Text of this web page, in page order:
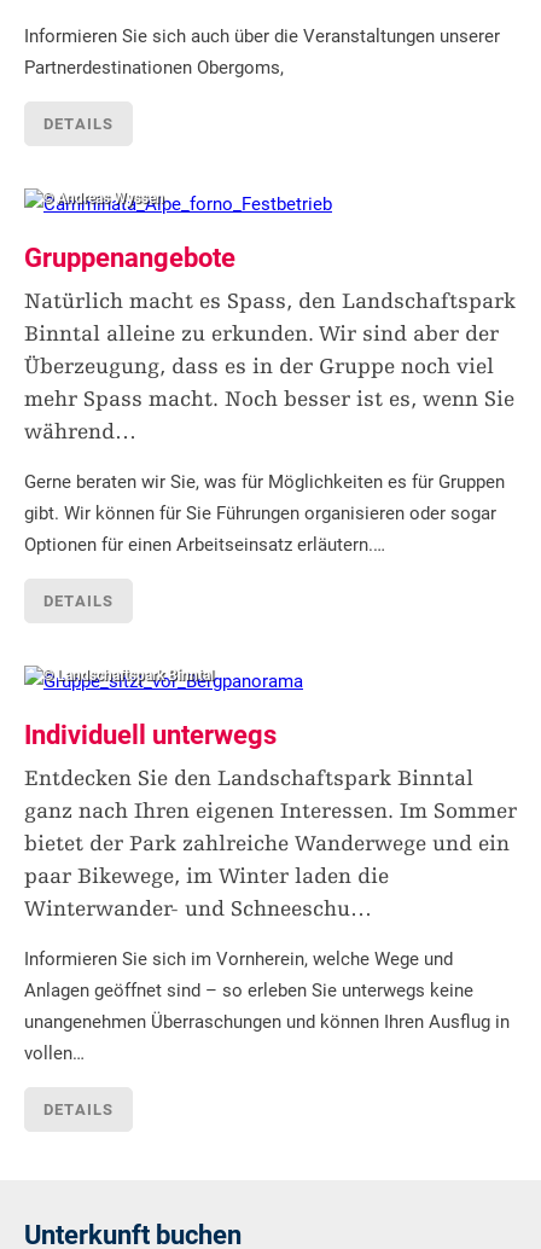
Informieren Sie sich auch über die Veranstaltungen unserer
Partnerdestinationen Obergoms,
DETAILS
© Andreas Wyssen
Gruppenangebote
Natürlich macht es Spass, den Landschaftspark
Binntal alleine zu erkunden. Wir sind aber der
Überzeugung, dass es in der Gruppe noch viel
mehr Spass macht. Noch besser ist es, wenn Sie
während…
Gerne beraten wir Sie, was für Möglichkeiten es für Gruppen
gibt. Wir können für Sie Führungen organisieren oder sogar
Optionen für einen Arbeitseinsatz erläutern.…
DETAILS
© Landschaftspark Binntal
Individuell unterwegs
Entdecken Sie den Landschaftspark Binntal
ganz nach Ihren eigenen Interessen. Im Sommer
bietet der Park zahlreiche Wanderwege und ein
paar Bikewege, im Winter laden die
Winterwander- und Schneeschu…
Informieren Sie sich im Vornherein, welche Wege und
Anlagen geöffnet sind – so erleben Sie unterwegs keine
unangenehmen Überraschungen und können Ihren Ausflug in
vollen…
DETAILS
Unterkunft buchen